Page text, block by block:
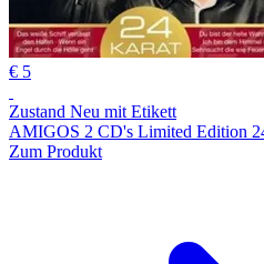
€ 5
Zustand Neu mit Etikett
AMIGOS 2 CD's Limited Edition
Zum Produkt